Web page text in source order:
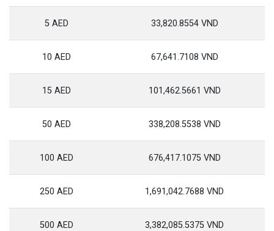
5 AED 33,820.8554 VND
10 AED 67,641.7108 VND
15 AED 101,462.5661 VND
50 AED 338,208.5538 VND
100 AED 676,417.1075 VND
250 AED 1,691,042.7688 VND
500 AED 3,382,085.5375 VND